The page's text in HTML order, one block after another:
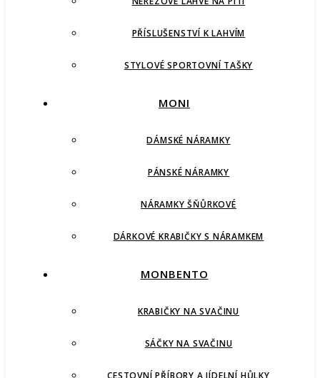
PŘÍSLUŠENSTVÍ K LAHVÍM
STYLOVÉ SPORTOVNÍ TAŠKY
MONI
DÁMSKÉ NÁRAMKY
PÁNSKÉ NÁRAMKY
NÁRAMKY ŠŇŮRKOVÉ
DÁRKOVÉ KRABIČKY S NÁRAMKEM
MONBENTO
KRABIČKY NA SVAČINU
SÁČKY NA SVAČINU
CESTOVNÍ PŘÍBORY A JÍDELNÍ HŮLKY